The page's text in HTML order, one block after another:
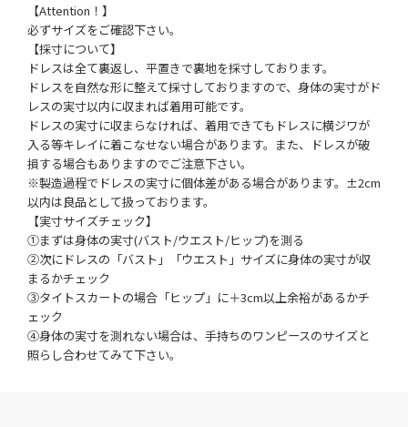
【Attention！】
必ずサイズをご確認下さい。
【採寸について】
ドレスは全て裏返し、平置きで裏地を採寸しております。
ドレスを自然な形に整えて採寸しておりますので、身体の実寸がド
レスの実寸以内に収まれば着用可能です。
ドレスの実寸に収まらなければ、着用できてもドレスに横ジワが
入る等キレイに着こなせない場合があります。また、ドレスが破
損する場合もありますのでご注意下さい。
※製造過程でドレスの実寸に個体差がある場合があります。±2cm
以内は良品として扱っております。
【実寸サイズチェック】
①まずは身体の実寸(バスト/ウエスト/ヒップ)を測る
②次にドレスの「バスト」「ウエスト」サイズに身体の実寸が収
まるかチェック
③タイトスカートの場合「ヒップ」に＋3cm以上余裕があるかチ
ェック
④身体の実寸を測れない場合は、手持ちのワンピースのサイズと
照らし合わせてみて下さい。